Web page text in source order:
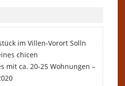
im Villen-Vorort Solln
chicen
mit ca. 20-25 Wohnungen –